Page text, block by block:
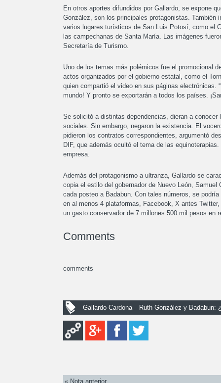
En otros aportes difundidos por Gallardo, se expone
González, son los principales protagonistas.
varios lugares turísticos de San Luis Potosí, como el
las campechanas de Santa María. Las imágenes
Secretaría de Turismo.
Uno de los temas más polémicos fue el promocional
actos organizados por el gobierno estatal, como el
quien compartió el video en sus páginas
mundo! Y pronto se exportarán a todos los países.
Se solicitó a distintas dependencias, dieran a
sociales. Sin embargo, negaron la existencia. El
pidieron los contratos correspondientes, argumentó
DIF, que además ocultó el tema de las
empresa.
Además del protagonismo a ultranza, Gallardo se
copia el estilo del gobernador de Nuevo León,
cada posteo a Badabun. Con tales números, se
en al menos 4 plataformas, Facebook, X antes
un gasto conservador de 7 millones 500 mil pesos en
Comments
comments
Gallardo Cardona Ruth González y Badabun:
« Nota anterior